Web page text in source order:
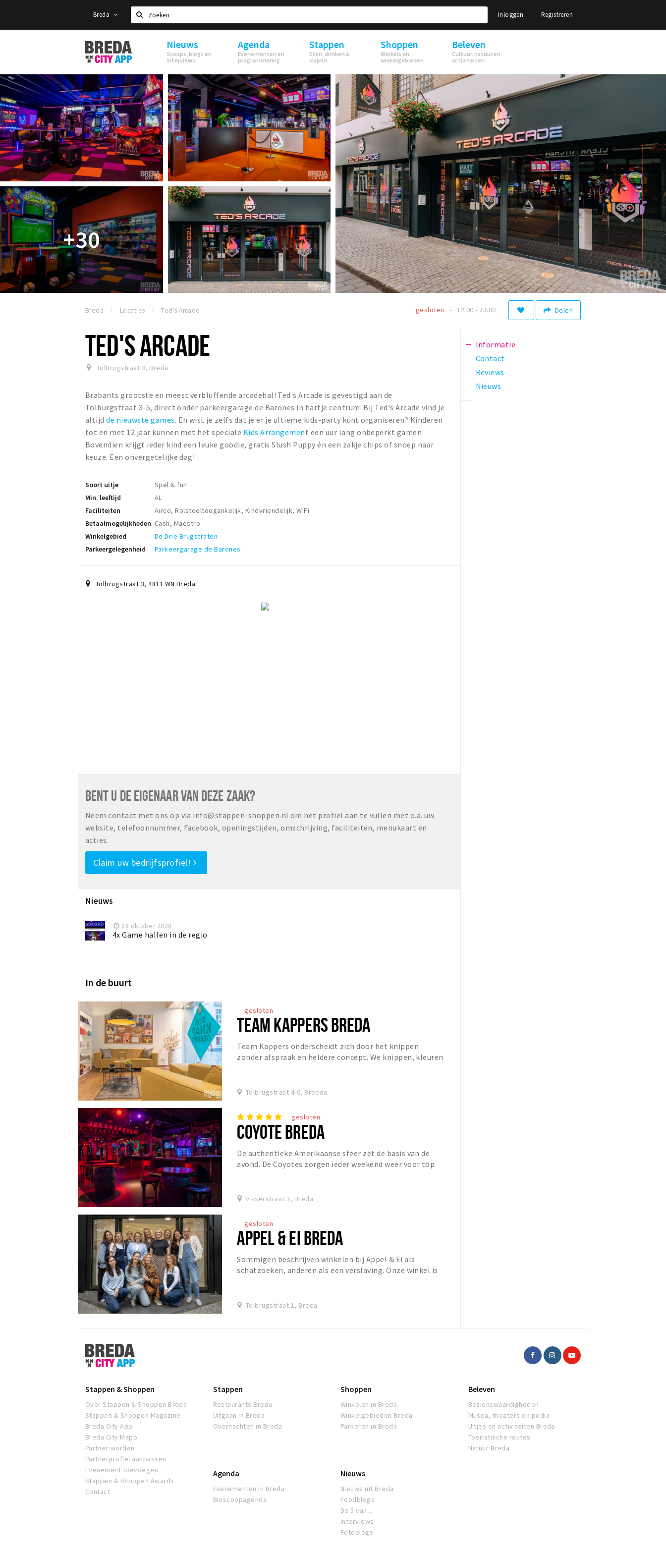
Breda
Zoeken
Inloggen Registreren
Stappen
&
Shoppen
Breda
Nieuws
Scoops, blogs en
interviews
Agenda
Evenementen en
programmering
Stappen
Eten, drinken &
slapen
Shoppen
Winkels en
winkelgebieden
Beleven
Cultuur, natuur en
activiteiten
+30
Breda Locaties Ted's Arcade Delen
gesloten 12:00 - 23:00
TED'S ARCADE
Tolbrugstraat 3, Breda
Brabants grootste en meest verbluffende arcadehal! Ted's Arcade is gevestigd aan de
Tolburgstraat 3-5, direct onder parkeergarage de Barones in hartje centrum. Bij Ted's Arcade vind je
altijdde nieuwste games. En wist je zelfs dat je er je ultieme kids-party kunt organiseren? Kinderen
tot en met 12 jaar kunnen met het speciale Kids Arrangement een uur lang onbeperkt gamen
Bovendien krijgt ieder kind een leuke goodie, gratis Slush Puppy én een zakje chips of snoep naar
keuze. Een onvergetelijke dag!
Soort uitje
Spel & fun
Min. leeftijd
AL
Faciliteiten
Airco, Rolstoeltoegankelijk, Kindvriendelijk, WiFi
Betaalmogelijkheden Cash, Maestro
Winkelgebied
De Drie Brugstraten
Parkeergelegenheid
Parkeergarage de Barones
Tolbrugstraat 3,4811 WN Breda
BENT U DE EIGENAAR VAN DEZE ZAAK?
Neem contact met ons op via info@stappen-shoppen.nl om het profiel aan te vullen met o.a. uw
website, telefoonnummer, Facebook, openingstijden, omschrijving, faciliteiten, menukaart en
acties.
Claim uw bedrijfsprofiel!
Nieuws
28 oktober 2020
4x Game hallen in de regio
In de buurt
gesloten
TEAM KAPPERS BREDA
Team Kappers onderscheidt zich door het knippen
zonder afspraak en heldere concept. We knippen, kleuren
Tolbrugstraat 4-6, Breeda
gesloten
COYOTE BREDA
De authentieke Amerikaanse sfeer zet de basis van de
avond. De Coyotes zorgen ieder weekend weer voor top
visserstraat 3, Breda
gesloten
APPEL & EI BREDA
Sommigen beschrijven winkelen bij Appel & Ei als
schatzoeken, anderen als een verslaving. Onze winkel is
Tolbrugstraat 1, Breda
Informatie
Contact
Reviews
Nieuws
Stappen
&
Shoppen
Stappen & Shoppen
Over Stappen & Shoppen Breda
Stappen & Shoppen Magazine
Breda City App
Breda City Mapp
Partner worden
Partnerprofiel aanpassen
Evenement toevoegen
Stappen & Shoppen Awards
Contact
Stappen
Restaurants Breda
Uitgaan in Breda
Overnachten in Breda
Shoppen
Winkelen in Breda
Winkelgebieden Breda
Parkeren in Breda
Beleven
Bezienswaardigheden
Musea, theaters en podia
Uitjes en activiteiten Breda
Toeristische routes
Natuur Breda
Agenda
Evenementen in Breda
Bioscoopagenda
Nieuws
Nieuws uit Breda
Foodblogs
De 5 van...
Interviews
Fotoblogs